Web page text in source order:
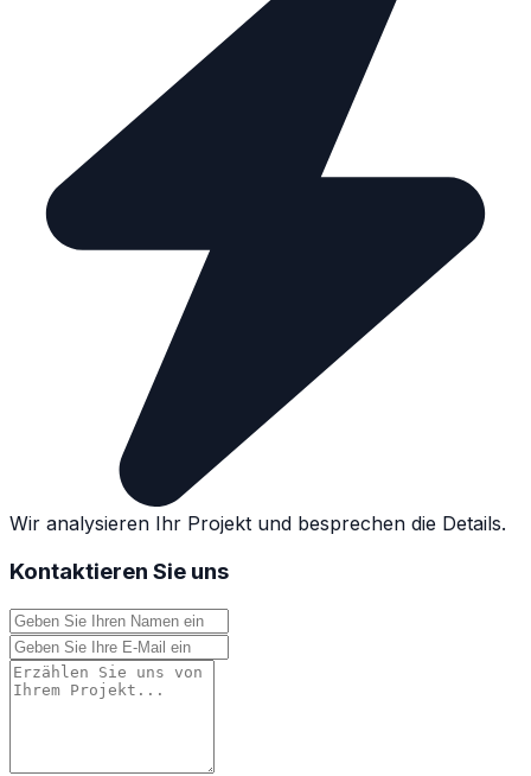
Wir analysieren Ihr Projekt und besprechen die Details.
Kontaktieren Sie uns